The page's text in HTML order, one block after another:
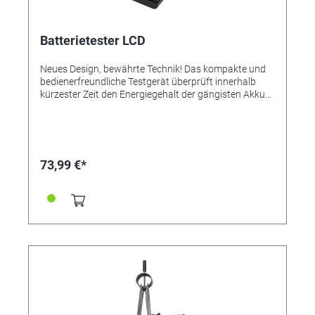
Batterietester LCD
Neues Design, bewährte Technik! Das kompakte und
bedienerfreundliche Testgerät überprüft innerhalb
kürzester Zeit den Energiegehalt der gängisten Akkus
angegeben. Folgende Zellen können in dem Testgerät
Lithium-Knopfzellen: CR1025 / CR1216 / CR1220 /
CR1616 / CR1620 / CR1632 / CR2016 / CR2025 /
Batterien: CR2 / CR123(A) 1,5V Alkaline-Knopfzellen:
LR41 / LR43 / LR44 / LR45 / LR48 / LR50 / LR52 /
LR53 / LR54 / LR55 / LR57 / LR58 / LR59 / LR60 /
LR63 / LR66 / LR69 1,44V Zink-Luft Knopfbatterien:
10 / 13 / 675 / 312 12V Alkaline-Batterien: A23 / A27
1,5V Alkaline-Batterien: AAA (Micro) / AA (Mignon) / C
73,99 €*